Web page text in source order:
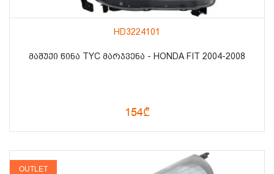
HD3224101
ᲛᲐᲨᲣᲥᲘ ᲬᲘᲜᲐ TYC ᲛᲐᲠᲯᲕᲔᲜᲐ - HONDA FIT 2004-2008
154₾
OUTLET